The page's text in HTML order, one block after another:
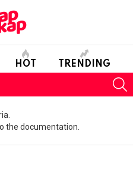
HOT TRENDING
the documentation.